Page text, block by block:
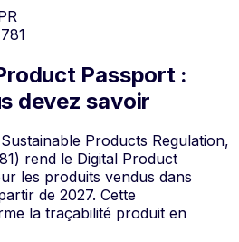
Passport :
devez savoir
Products Regulation,
rend le Digital Product
les produits vendus dans
de 2027. Cette
la traçabilité produit en